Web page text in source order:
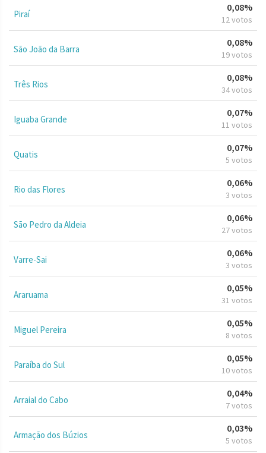
Piraí
0,08%
12 votos
São João da Barra
0,08%
19 votos
Três Rios
0,08%
34 votos
Iguaba Grande
0,07%
11 votos
Quatis
0,07%
5 votos
Rio das Flores
0,06%
3 votos
São Pedro da Aldeia
0,06%
27 votos
Varre-Sai
0,06%
3 votos
Araruama
0,05%
31 votos
Miguel Pereira
0,05%
8 votos
Paraíba do Sul
0,05%
10 votos
Arraial do Cabo
0,04%
7 votos
Armação dos Búzios
0,03%
5 votos